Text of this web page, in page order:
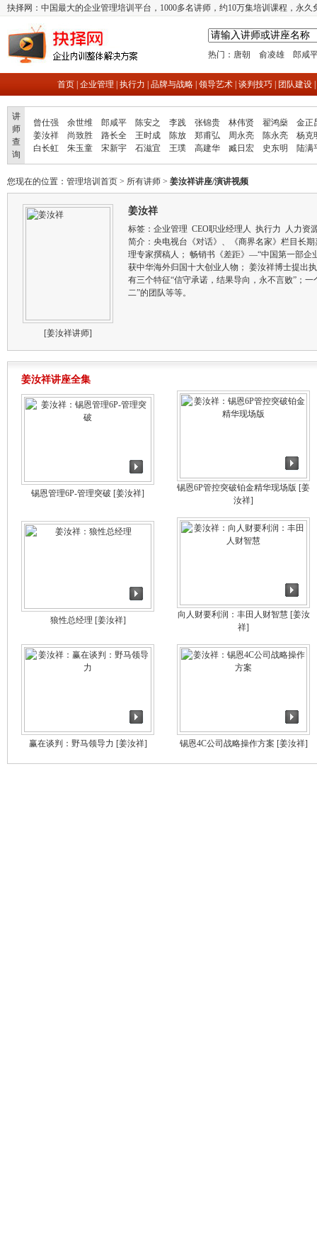
抉择网：中国最大的企业管理培训平台，1000多名讲师，约10万集培训课程，永
热门： 唐朝 俞凌雄 郎咸
首页| 企业管理 执行力 品牌与战略| 领导艺术| 谈判技巧| 团队建设|
讲
师
查
询
曾仕强 余世维 郎咸平 陈安之 李践 张锦贵 林伟贤 翟鸿燊
金正
姜汝祥
尚致胜 路长全 王时成 陈放 郑甫弘 周永亮 陈永亮
杨克
白长虹
朱玉童 宋新宇 石滋宜 王璞 高建华 臧日宏 史东明 陆满
您现在的位置： 管理培训首页 > 所有讲师 > 姜汝祥讲座/演讲视频
[姜汝祥讲师]
姜汝祥
标签： 企业管理 CEO职业经理人 执行力
人力资
简介：央电视台《对话》、《商界名家》栏目长
理专家撰稿人； 畅销书《差距》—“中国第一部企
获中华海外归国十大创业人物； 姜汝祥博士提出
有三个特征“信守承诺，结果导向，永不言败”；
二”的团队等等。
姜汝祥讲座全集
锡恩管理6P-管理突破 [姜汝祥]
锡恩6P管控突破铂金精华现场版 [姜
汝祥]
狼性总经理 [姜汝祥]
向人财要利润：丰田人财智慧[姜汝
祥]
赢在谈判：野马领导力 [姜汝祥] 锡恩4C公司战略操作方案 [姜汝祥]